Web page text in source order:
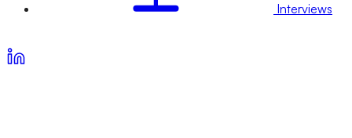
Interviews